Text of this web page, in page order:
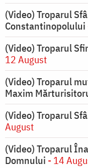
(Video) Troparul
Constantinopolului
(Video) Troparul
12 August
(Video) Troparul
Maxim
(Video) Troparul
August
(Video) Troparul
Domnului - 14